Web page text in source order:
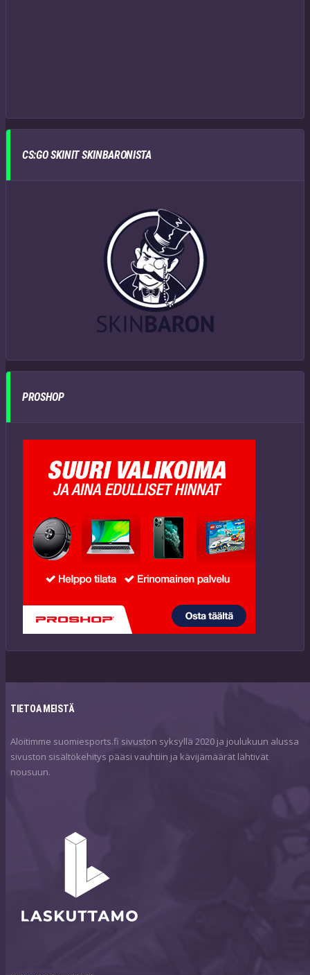
CS:GO SKINIT SKINBARONISTA
PROSHOP
TIETOA MEISTÄ
Aloitimme suomiesports.fi sivuston syksyllä 2020 ja joulukuun alussa
sivuston sisältökehitys pääsi vauhtiin ja kävijämäärät lähtivät
nousuun.